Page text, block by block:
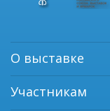
О выставке
Участникам